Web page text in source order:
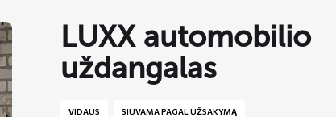
LUXX automobilio
uždangalas
VIDAUS SIUVAMA PAGAL UŽSAKYMĄ